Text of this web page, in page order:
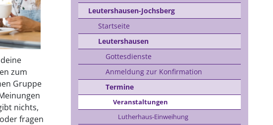
zum
Gruppe
nichts,
fragen
Leutershausen-Jochsberg
Startseite
Leutershausen
Gottesdienste
Anmeldung zur Konfirmation
Termine
Veranstaltungen
Lutherhaus-Einweihung